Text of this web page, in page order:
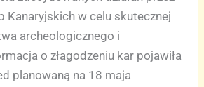
Kanaryjskich w celu skutecznej
archeologicznego i
o złagodzeniu kar pojawiła
planowaną na 18 maja